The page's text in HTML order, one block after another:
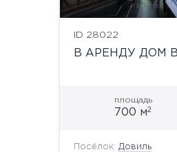
ID 28022
В АРЕНДУ ДОМ
площадь
700 м2
Посёлок: Довиль